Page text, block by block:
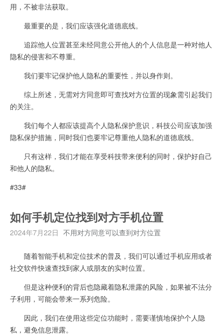
用，不被非法获取。
最重要的是，我们应该强化道德底线。
追踪他人位置甚至未经同意公开他人的个人信息是一种对他人
隐私的侵害和不尊重。
我们要牢记保护他人隐私的重要性，并以身作则。
综上所述，无需对方同意即可查找对方位置的现象需引起我们
的关注。
我们每个人都应该提高个人隐私保护意识，科技公司应该加强
隐私保护措施，同时我们也要牢记尊重他人隐私的道德底线。
只有这样，我们才能在享受科技带来便利的同时，保护好自己
和他人的隐私。
#33#
如何手机定位找到对方手机位置
2024年7月22日 不用对方同意可以查到对方位置
随着智能手机和定位技术的普及，我们可以通过手机应用或者
社交软件快速查找到家人或朋友的实时位置。
但是这种便利的背后也隐藏着隐私泄露的风险，如果被不法分
子利用，可能会带来一系列危险。
因此，我们在使用这些定位功能时，需要谨慎地保护个人隐
私，避免信息泄露。